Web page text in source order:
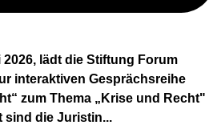
lädt die Stiftung Forum
interaktiven Gesprächsreihe
zum Thema „Krise und Recht"
sind die Juristin...